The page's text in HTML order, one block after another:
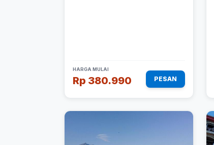
HARGA MULAI
Rp 380.990 PESAN